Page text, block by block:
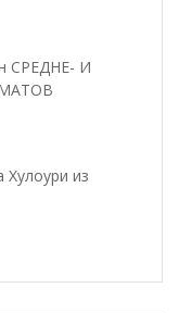
СРЕДНЕ- И
Хулоури из